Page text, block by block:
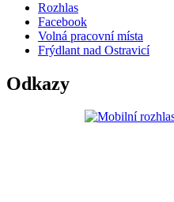
Rozhlas
Facebook
Volná pracovní místa
Frýdlant nad Ostravicí
Odkazy